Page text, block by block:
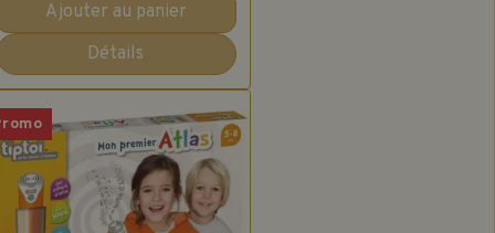
Ajouter au panier
Détails